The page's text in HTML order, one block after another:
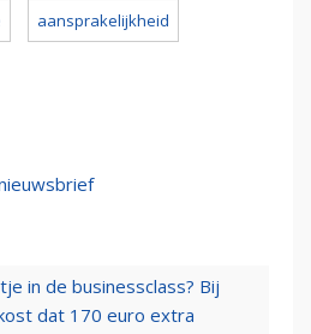
aansprakelijkheid
in de businessclass? Bij
dat 170 euro extra